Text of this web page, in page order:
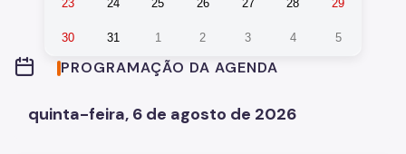
PROGRAMAÇÃO DA AGENDA
quinta-feira, 6 de agosto de 2026
23 24 25 26 27 28 29
30 31 1 2 3 4 5